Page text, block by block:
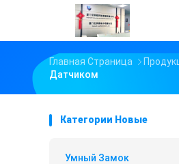
Главная Страница
Датчиком
Категории Новые
Умный Замок